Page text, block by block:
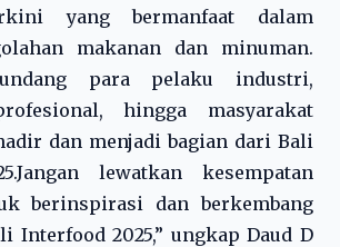
yang bermanfaat dalam
makanan dan minuman.
para pelaku industri,
hingga masyarakat
dan menjadi bagian dari Bali
lewatkan kesempatan
berinspirasi dan berkembang
Interfood 2025,” ungkap Daud D